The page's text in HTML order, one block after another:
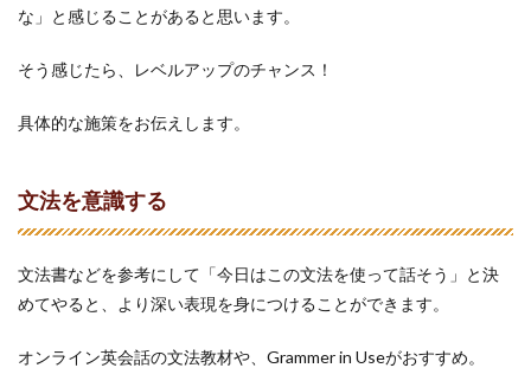
な」と感じることがあると思います。
そう感じたら、レベルアップのチャンス！
具体的な施策をお伝えします。
文法を意識する
文法書などを参考にして「今日はこの文法を使って話そう」と決
めてやると、より深い表現を身につけることができます。
オンライン英会話の文法教材や、Grammer in Useがおすすめ。